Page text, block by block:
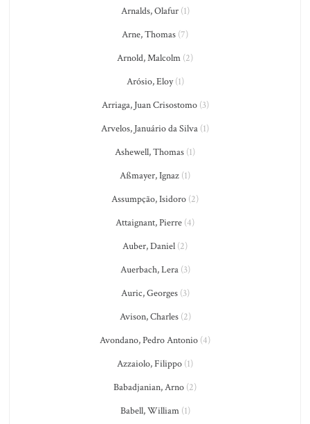
Arnalds, Olafur(1)
Arne, Thomas (7)
Arnold, Malcolm (2)
Arósio, Eloy(1)
Arriaga, Juan Crisostomo(3)
Arvelos, Januário da Silva (1)
Ashewell, Thomas (1)
Aßmayer, Ignaz (1)
Assumpção, Isidoro (2)
Attaignant, Pierre (4)
Auber, Daniel (2)
Auerbach, Lera(3)
Auric, Georges(3)
Avison, Charles(2)
Avondano, Pedro Antonio (4)
Azzaiolo, Filippo (1)
Babadjanian, Arno (2)
Babell, William(1)